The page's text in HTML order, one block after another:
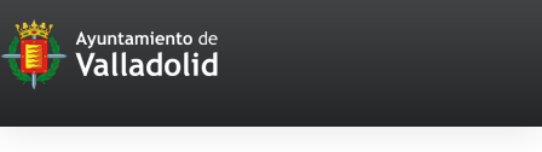
Portal
Web
del